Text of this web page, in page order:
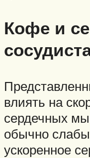
Кофе и
влиять на
сердечных
обычно
ускоренное